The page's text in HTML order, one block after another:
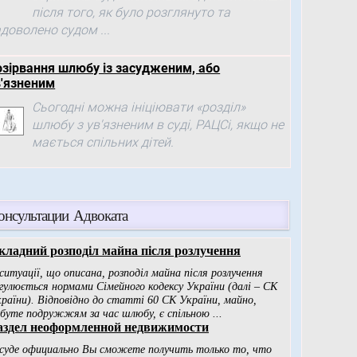
після того, як було розглянуто та
судом ...
шлюбу із засудженим, або
Сьогодні можна ініціювати «розділ»
шлюбу з ув'язненим в суді, РАЦСі, якщо не
мається спільних дітей.
Адвоката